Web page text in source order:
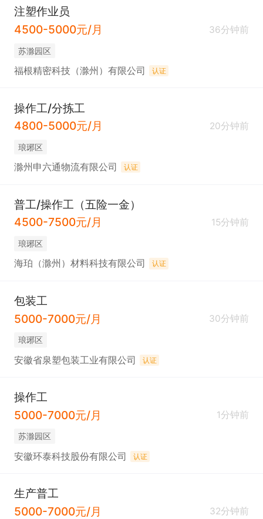
注塑作业员
4500-5000元/月
36分钟前
苏滁园区
福根精密科技（滁州）有限公司 认证
操作工/分拣工
4800-5000元/月
20分钟前
琅琊区
滁州申六通物流有限公司 认证
普工/操作工（五险一金）
4500-7500元/月
15分钟前
琅琊区
海珀（滁州）材料科技有限公司 认证
包装工
5000-7000元/月
30分钟前
琅琊区
安徽省泉塑包装工业有限公司 认证
操作工
5000-7000元/月
1分钟前
苏滁园区
安徽环泰科技股份有限公司 认证
生产普工
5000-7000元/月
32分钟前